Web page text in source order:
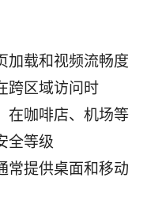
加载和视频流畅度
跨区域访问时
在咖啡店、机场等
全等级
常提供桌面和移动